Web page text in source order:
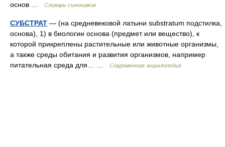
основ … Словарь синонимов
СУБСТРАТ — (на средневековой латыни substratum подстилка,
основа), 1) в биологии основа (предмет или вещество), к
которой прикреплены растительные или животные организмы,
а также среды обитания и развития организмов, например
питательная среда для… …
Современная энциклопедия